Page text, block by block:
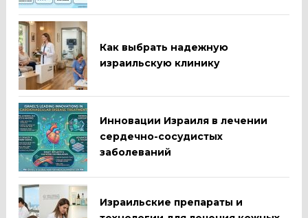
Как выбрать надежную
израильскую клинику
Инновации Израиля в лечении
сердечно-сосудистых
заболеваний
Израильские препараты и